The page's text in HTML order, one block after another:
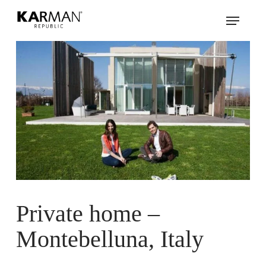
main
Menu
Private home –
Montebelluna, Italy